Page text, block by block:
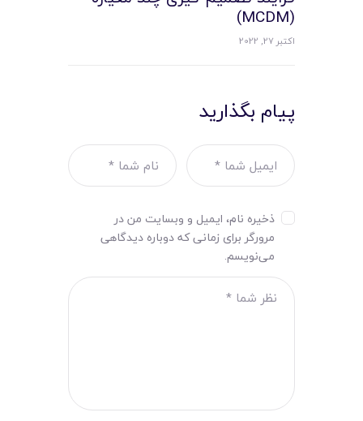
(MCDM)
اکتبر 27, 2022
پیام بگذارید
ذخیره نام، ایمیل و وبسایت من در
مرورگر برای زمانی که دوباره دیدگاهی
می‌نویسم.